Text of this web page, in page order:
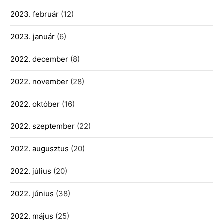
2023. február (12)
2023. január (6)
2022. december (8)
2022. november (28)
2022. október (16)
2022. szeptember (22)
2022. augusztus (20)
2022. július (20)
2022. június (38)
2022. május (25)